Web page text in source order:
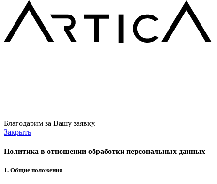
Благодарим за Вашу заявку.
Закрыть
Политика в отношении обработки персональных данных
1. Общие положения